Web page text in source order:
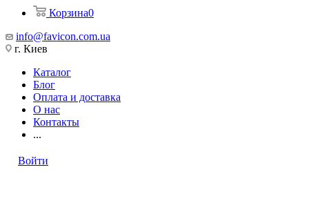
Корзина0
info@favicon.com.ua
г. Киев
Каталог
Блог
Оплата и доставка
О нас
Контакты
...
Войти